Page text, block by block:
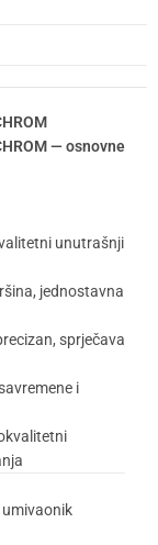
— osnovne
unutrašnji
jednostavna
sprječava
i